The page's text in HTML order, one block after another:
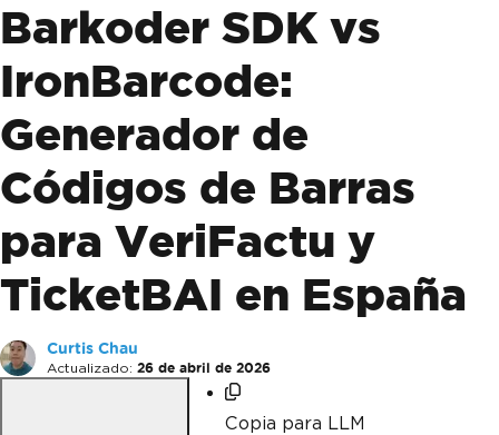
Barkoder SDK vs
IronBarcode:
Generador de
Códigos de Barras
para VeriFactu y
TicketBAI en España
Curtis Chau
Actualizado: 26 de abril de 2026
Copia para LLM